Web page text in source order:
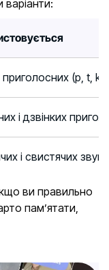
приголосних (p, t, k,
і дзвінких
і свистячих
ви правильно
пам’ятати,